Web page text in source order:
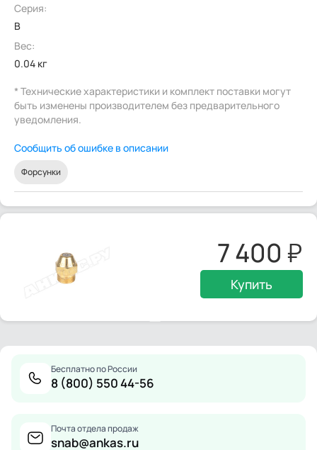
Серия:
B
Вес:
0.04 кг
* Технические характеристики и комплект поставки могут
быть изменены производителем без предварительного
уведомления.
Сообщить об ошибке в описании
Форсунки
7 400
Купить
Бесплатно по России
8 (800) 550 44-56
Почта отдела продаж
snab@ankas.ru